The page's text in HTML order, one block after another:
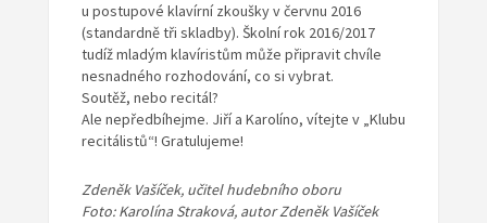
u postupové klavírní zkoušky v červnu 2016
(standardně tři skladby). Školní rok 2016/2017
tudíž mladým klavíristům může připravit chvíle
nesnadného rozhodování, co si vybrat.
Soutěž, nebo recitál?
Ale nepředbíhejme. Jiří a Karolíno, vítejte v „Klubu
recitálistů“! Gratulujeme!
Zdeněk Vašíček, učitel hudebního oboru
Foto: Karolína Straková, autor Zdeněk Vašíček